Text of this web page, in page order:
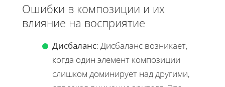
Ошибки в композиции и их
влияние на восприятие
Дисбаланс: Дисбаланс возникает,
когда один элемент композиции
слишком доминирует над другими,